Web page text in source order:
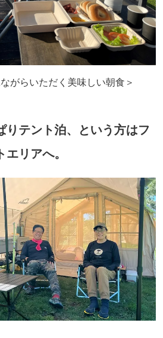
がらいただく美味しい朝食＞
りテント泊、という方はフ
リアへ。